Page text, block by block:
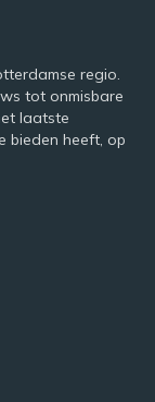
regio.
tot onmisbare
laatste
bieden heeft, op